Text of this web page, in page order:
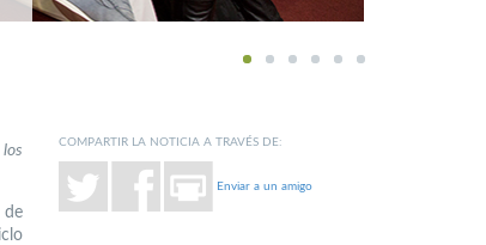
1 2 3 4 5 6
de
COMPARTIR LA NOTICIA A TRAVÉS DE:
Enviar a un amigo